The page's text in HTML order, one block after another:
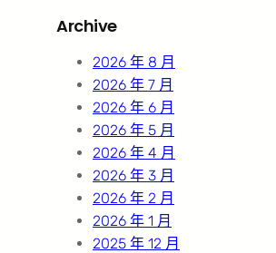
c
Archive
2026 年 8 月
2026 年 7 月
2026 年 6 月
2026 年 5 月
2026 年 4 月
2026 年 3 月
2026 年 2 月
2026 年 1 月
2025 年 12 月